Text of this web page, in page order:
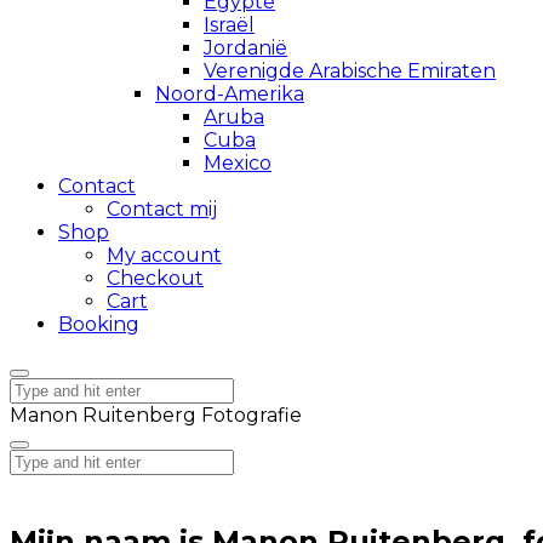
Israël
Jordanië
Verenigde Arabische Emiraten
Noord-Amerika
Aruba
Cuba
Mexico
Contact
Contact mij
Shop
My account
Checkout
Cart
Booking
Manon Ruitenberg Fotografie